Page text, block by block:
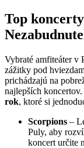
Top
Vybraté amfiteáter v
zážitky pod
prichádzajú na
najlepších
rok, ktoré si
Scorpions –
Puly, aby
koncert určite